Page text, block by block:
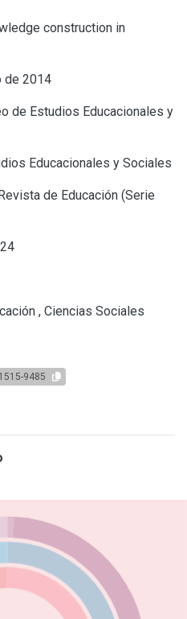
construction in
de 2014
de Estudios Educacionales y
Educacionales y Sociales
de Educación (Serie
, Ciencias Sociales
1515-9485